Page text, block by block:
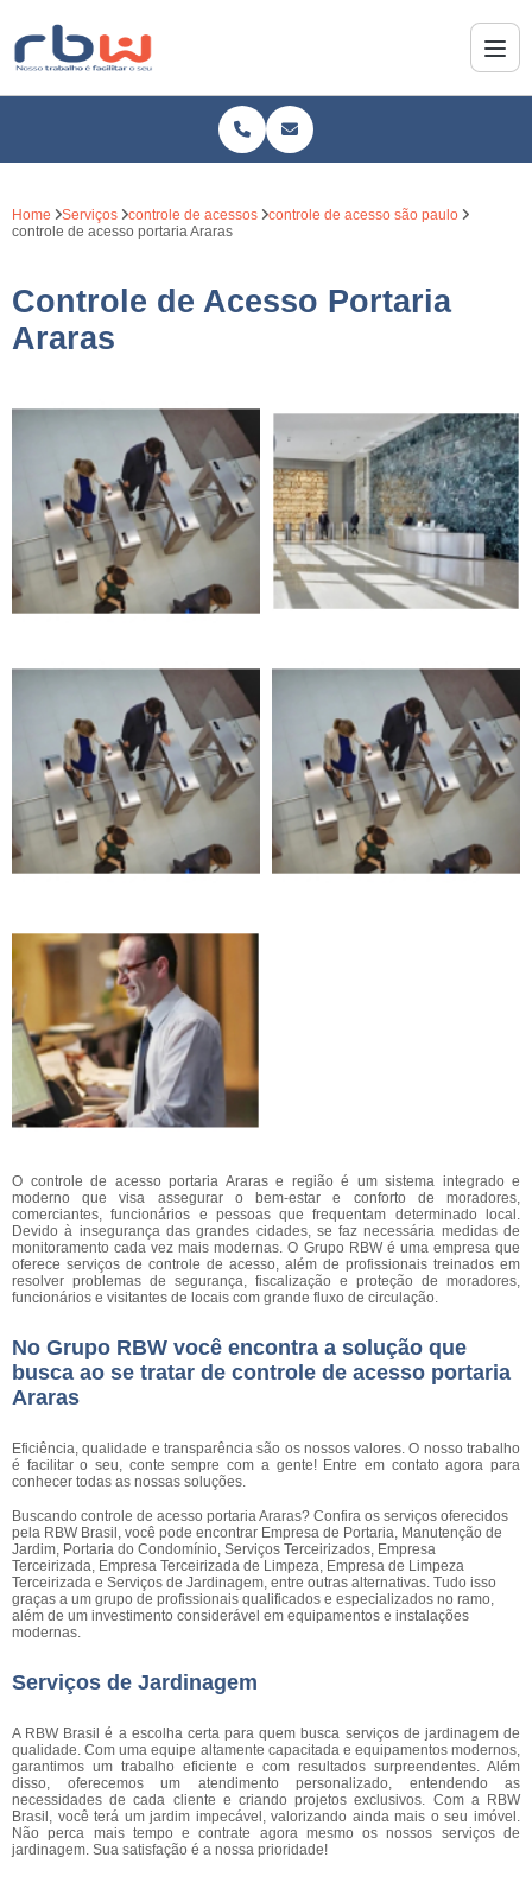
Home Serviços controle de acessos
controle de acesso são paulo
controle de acesso portaria Araras
Controle de Acesso Portaria
Araras
O controle de acesso portaria Araras e região é um sistema integrado e
moderno que visa assegurar o bem-estar e conforto de moradores,
comerciantes, funcionários e pessoas que frequentam determinado local.
Devido à insegurança das grandes cidades, se faz necessária medidas de
monitoramento cada vez mais modernas. O Grupo RBW é uma empresa que
oferece serviços de controle de acesso, além de profissionais treinados em
resolver problemas de segurança, fiscalização e proteção de moradores,
funcionários e visitantes de locais com grande fluxo de circulação.
No Grupo RBW você encontra a solução que
busca ao se tratar de controle de acesso portaria
Araras
Eficiência, qualidade e transparência são os nossos valores. O nosso trabalho
é facilitar o seu, conte sempre com a gente! Entre em contato agora para
conhecer todas as nossas soluções.
Buscando controle de acesso portaria Araras? Confira os serviços oferecidos
pela RBW Brasil, você pode encontrar Empresa de Portaria, Manutenção de
Jardim, Portaria do Condomínio, Serviços Terceirizados, Empresa
Terceirizada, Empresa Terceirizada de Limpeza, Empresa de Limpeza
Terceirizada e Serviços de Jardinagem, entre outras alternativas. Tudo isso
graças a um grupo de profissionais qualificados e especializados no ramo,
além de um investimento considerável em equipamentos e instalações
modernas.
Serviços de Jardinagem
A RBW Brasil é a escolha certa para quem busca serviços de jardinagem de
qualidade. Com uma equipe altamente capacitada e equipamentos modernos,
garantimos um trabalho eficiente e com resultados surpreendentes. Além
disso, oferecemos um atendimento personalizado, entendendo as
necessidades de cada cliente e criando projetos exclusivos. Com a RBW
Brasil, você terá um jardim impecável, valorizando ainda mais o seu imóvel.
Não perca mais tempo e contrate agora mesmo os nossos serviços de
jardinagem. Sua satisfação é a nossa prioridade!